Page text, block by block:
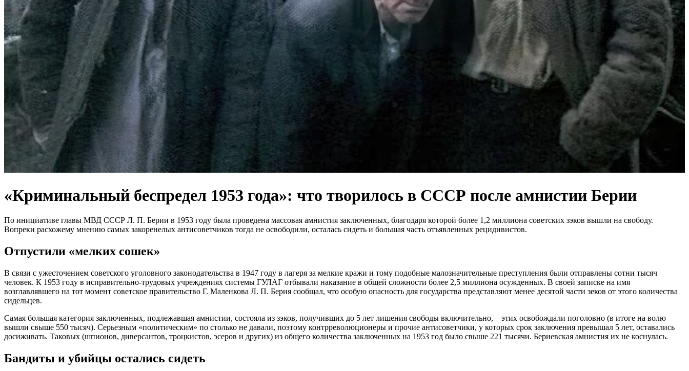
«Криминальный беспредел 1953 года»: что творилось в СССР после амнистии Берии
По инициативе главы МВД СССР Л. П. Берии в 1953 году была проведена массовая амнистия заключенных, благодаря которой более 1,2 миллиона советских зэков вышли на свободу.
Вопреки расхожему мнению самых закоренелых антисоветчиков тогда не освободили, осталась сидеть и большая часть отъявленных рецидивистов.
Отпустили «мелких сошек»
В связи с ужесточением советского уголовного законодательства в 1947 году в лагеря за мелкие кражи и тому подобные малозначительные преступления были отправлены сотни тысяч
человек. К 1953 году в исправительно-трудовых учреждениях системы ГУЛАГ отбывали наказание в общей сложности более 2,5 миллиона осужденных. В своей записке на имя
возглавлявшего на тот момент советское правительство Г. Маленкова Л. П. Берия сообщал, что особую опасность для государства представляют менее десятой части зеков от этого количества
сидельцев.
Самая большая категория заключенных, подлежавшая амнистии, состояла из зэков, получивших до 5 лет лишения свободы включительно, – этих освобождали поголовно (в итоге на волю
вышли свыше 550 тысяч). Серьезным «политическим» по столько не давали, поэтому контрреволюционеры и прочие антисоветчики, у которых срок заключения превышал 5 лет, оставались
досиживать. Таковых (шпионов, диверсантов, троцкистов, эсеров и других) из общего количества заключенных на 1953 год было свыше 221 тысячи. Бериевская амнистия их не коснулась.
Бандиты и убийцы остались сидеть